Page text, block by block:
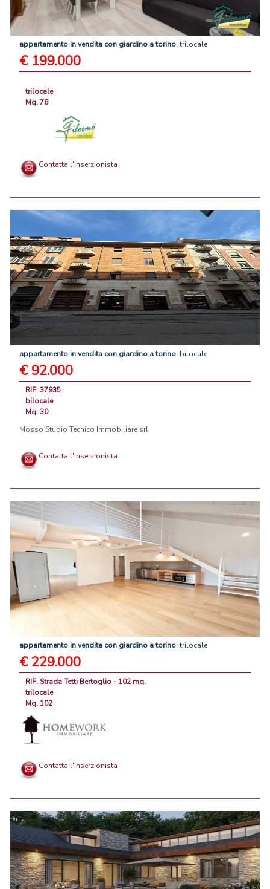
appartamento invendita con giardino atorino: trilocale
€ 199.000
trilocale
Mq. 78
Contatta l'inserzionista
appartamento invendita con giardino atorino: bilocale
€ 92.000
RIF. 37935
bilocale
Mq. 30
Mosso Studio Tecnico Immobiliare srl
Contatta l'inserzionista
appartamento invendita con giardino atorino: trilocale
€ 229.000
RIF. Strada Tetti Bertoglio - 102 mq.
trilocale
Mq. 102
Contatta l'inserzionista